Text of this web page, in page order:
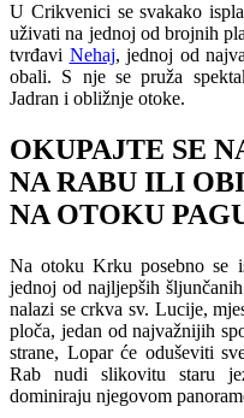
U Crikvenici se svakako
uživati na jednoj od brojnih
tvrđavi Nehaj, jednoj od
obali. S nje se pruža
Jadran i obližnje otoke.
OKUPAJTE SE
NA RABU ILI
NA OTOKU
Na otoku Krku posebno se
jednoj od najljepših
nalazi se crkva sv. Lucije,
ploča, jedan od najvažnijih
strane, Lopar će oduševiti
Rab nudi slikovitu staru
dominiraju njegovom